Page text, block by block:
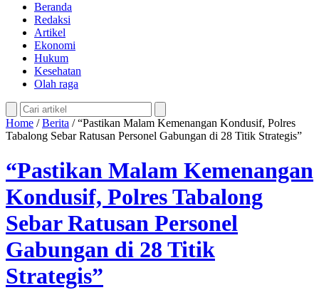
Beranda
Redaksi
Artikel
Ekonomi
Hukum
Kesehatan
Olah raga
Home /Berita /“Pastikan Malam Kemenangan Kondusif, Polres
Tabalong Sebar Ratusan Personel Gabungan di 28 Titik Strategis”
“Pastikan Malam Kemenangan
Kondusif, Polres Tabalong
Sebar Ratusan Personel
Gabungan di 28 Titik
Strategis”